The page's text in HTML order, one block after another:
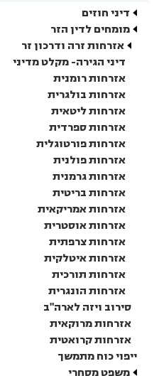
דיני חוזים
מומחים לדין הזר
אזרחות זרה ודרכון זר
דיני הגירה- מקלט מדיני
אזרחות רומנית
אזרחות בולגרית
אזרחות ליטאית
אזרחות ספרדית
אזרחות פורטוגלית
אזרחות פולנית
אזרחות גרמנית
אזרחות בריטית
אזרחות אמריקאית
אזרחות אוסטרית
אזרחות צרפתית
אזרחות איטלקית
אזרחות תורכית
אזרחות הונגרית
סירוב ויזה לארה"ב
אזרחות מרוקאית
אזרחות קרואטית
ייפוי כוח מתמשך
משפט מסחרי